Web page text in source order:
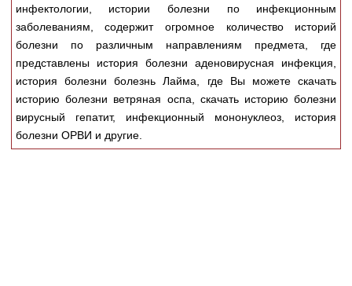
Лекции и презентации 2474
Аккредитационные тесты
Методические рекомендации 1050
Научно-популярное
Статьи
Регистрация
Вход
инфектологии, истории болезни по инфекционным
заболеваниям, содержит огромное количество историй
болезни по различным направлениям предмета, где
представлены история болезни аденовирусная инфекция,
история болезни болезнь Лайма, где Вы можете скачать
историю болезни ветряная оспа, скачать историю болезни
вирусный гепатит, инфекционный мононуклеоз, история
болезни ОРВИ и другие.